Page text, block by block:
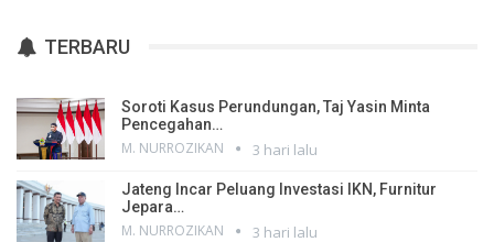
TERBARU
Soroti Kasus Perundungan, Taj Yasin Minta
Pencegahan…
M. NURROZIKAN 3 hari lalu
Jateng Incar Peluang Investasi IKN, Furnitur
Jepara…
M. NURROZIKAN 3 hari lalu